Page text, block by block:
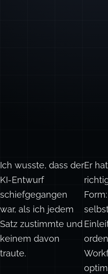
Ich wusste, dass der
KI-Entwurf
schiefgegangen
war, als ich jedem
Satz zustimmte und
keinem davon
traute.
Er
Form: